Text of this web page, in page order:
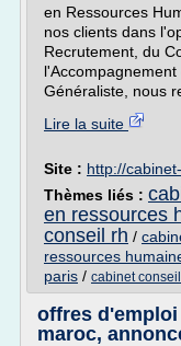
en Ressources
nos clients dans
Recrutement, du
Généraliste, nous
Lire la suite
Site : http://
Thèmes liés :
en ressources
conseil rh /
ressources
paris / cabinet
offres
maroc,